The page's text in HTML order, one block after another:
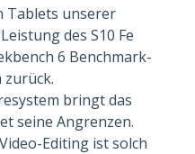
Tablets unserer
des S10 Fe
6 Benchmark-
bringt das
seine Angrenzen.
Editing ist solch